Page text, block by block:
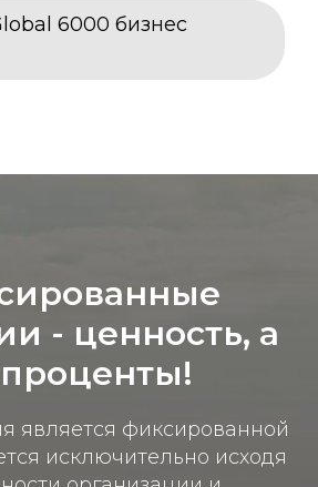
6000 бизнес
- ценность, а
является фиксированной
исключительно исходя